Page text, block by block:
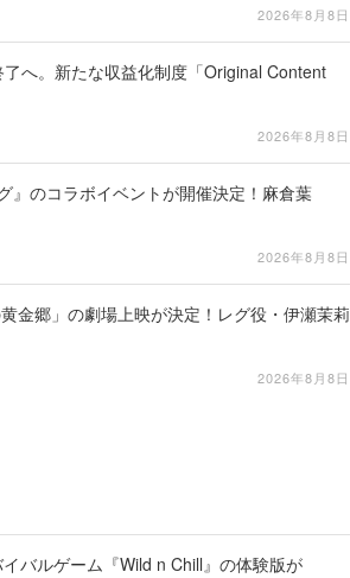
2026年8月8日
へ。新たな収益化制度「Original Content
2026年8月8日
』のコラボイベントが開催決定！麻倉葉
2026年8月8日
金郷」の劇場上映が決定！レグ役・伊瀬茉莉
2026年8月8日
バルゲーム『Wild n Chill』の体験版が